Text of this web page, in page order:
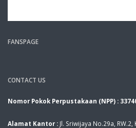
FANSPAGE
CONTACT US
Nomor Pokok Perpustakaan (NPP) :
Alamat Kantor : Jl. Sriwijaya No.29a,